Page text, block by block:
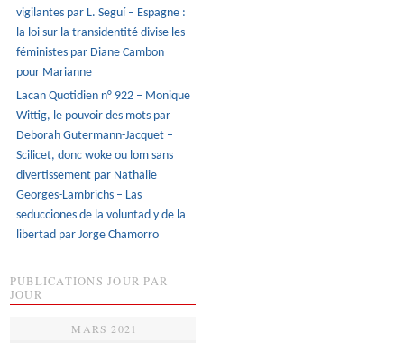
vigilantes par L. Seguí – Espagne :
la loi sur la transidentité divise les
féministes par Diane Cambon
pour Marianne
Lacan Quotidien n° 922 – Monique
Wittig, le pouvoir des mots par
Deborah Gutermann-Jacquet –
Scilicet, donc woke ou lom sans
divertissement par Nathalie
Georges-Lambrichs – Las
seducciones de la voluntad y de la
libertad par Jorge Chamorro
PUBLICATIONS JOUR PAR
JOUR
MARS 2021